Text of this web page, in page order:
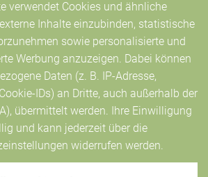
verwendet Cookies und ähnliche
Inhalte einzubinden, statistische
sowie personalisierte und
Werbung anzuzeigen. Dabei können
Daten (z. B. IP-Adresse,
IDs) an Dritte, auch außerhalb der
übermittelt werden. Ihre Einwilligung
und kann jederzeit über die
widerrufen werden.
Rachel